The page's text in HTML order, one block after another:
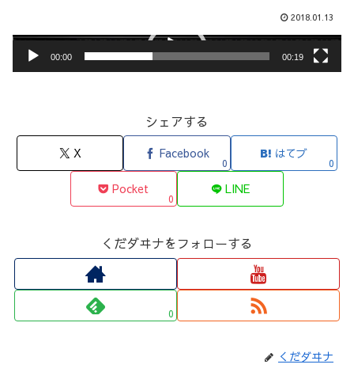
2018.01.13
動
ー
00:00 00:19
シェアする
X Facebook
0
はてブ
0
Pocket
0
LINE
くだダヰナをフォローする
0
くだダヰナ